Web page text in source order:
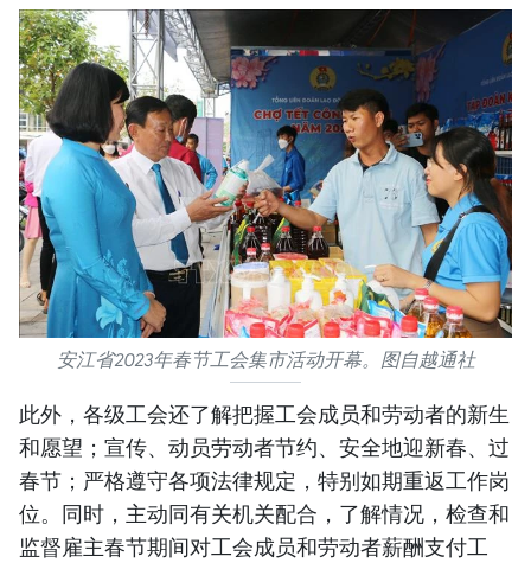
安江省2023年春节工会集市活动开幕。图自越通社
此外，各级工会还了解把握工会成员和劳动者的新生
和愿望；宣传、动员劳动者节约、安全地迎新春、过
春节；严格遵守各项法律规定，特别如期重返工作岗
位。同时，主动同有关机关配合，了解情况，检查和
监督雇主春节期间对工会成员和劳动者薪酬支付工